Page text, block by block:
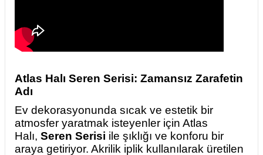
Atlas Halı Seren Serisi: Zamansız Zarafetin
Adı
Ev dekorasyonunda sıcak ve estetik bir
atmosfer yaratmak isteyenler için Atlas
Halı, Seren Serisi ile şıklığı ve konforu bir
araya getiriyor. Akrilik iplik kullanılarak üretilen